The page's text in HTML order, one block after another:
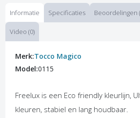
Informatie Specificaties Beoordelingen
Video (0)
Merk:Tocco Magico
Model:0115
Freelux is een Eco friendly kleurlijn,
kleuren, stabiel en lang houdbaar.